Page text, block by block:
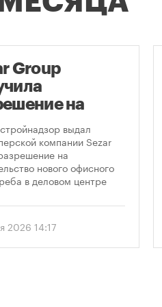
Group
на
в
Сити»
выдал
компании Sezar
на
нового офисного
в деловом центре
возведение 52-
2026 14:17